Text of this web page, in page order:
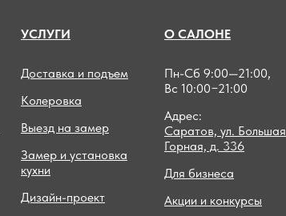
УСЛУГИ
Доставка и подъем
Колеровка
Выезд на замер
Замер и установка
кухни
Дизайн-проект
О САЛОНЕ
Пн-Сб 9:00—21:00,
Вс 10:00−21:00
Адрес:
Саратов, ул. Большая
Горная, д. 336
Для бизнеса
Акции и конкурсы